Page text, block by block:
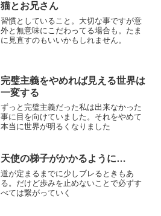
猫とお兄さん
習慣としていること。大切な事ですが意
外と無意味にこだわってる場合も。たま
に見直すのもいいかもしれません。
完璧主義をやめれば見える世界は
一変する
ずっと完璧主義だった私は出来なかった
事に目を向けていました。それをやめて
本当に世界が明るくなりました
天使の梯子がかかるように…
道が定まるまでに少しブレるときもあ
る。だけど歩みを止めないことで必ずす
べては繋がっていく